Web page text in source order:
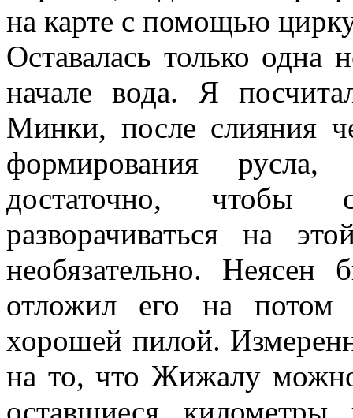
на карте с помощью
Оставалась только одна
начале вода. Я
Минки, после слияния
формирования
достаточно,
разворачиваться на
необязательно.
отложил его на потом
хорошей пилой.
на то, что Жижалу